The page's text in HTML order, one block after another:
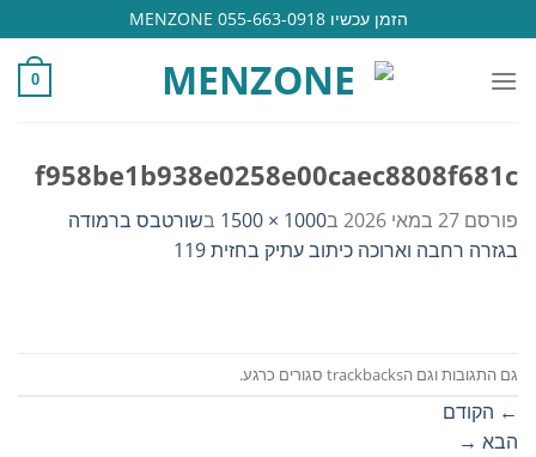
to
content
הזמן עכשיו 055-663-0918 MENZONE
0
f958be1b938e0258e00caec8808f681c
פורסם 27 במאי 2026 ב1000 × 1500 בשורטבס ברמודה
בגזרה רחבה וארוכה כיתוב עתיק בחזית 119
גם התגובות וגם הtrackbacks סגורים כרגע.
← הקודם
הבא →